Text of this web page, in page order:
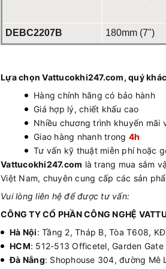
DEBC2207B
180mm (7")
Lựa chọn Vattucokhi247.com, quý
Hàng chính hãng có bảo hành
Giá hợp lý, chiết khấu cao
Nhiều chương trình khuyến mãi
Giao hàng nhanh trong 4h
Tư vấn kỹ thuật miễn phí hoặc
Vattucokhi247.com là trang mua sắm
Việt Nam, chuyên cung cấp các sản
Vui lòng liên hệ để được tư vấn:
CÔNG TY CỔ PHẦN CÔNG NGHỆ
Hà Nội: Tầng 2, Tháp B, Tòa T608,
HCM: 512-513 Officetel, Garden
Đà Nẵng: Shophouse 304, đường Mê